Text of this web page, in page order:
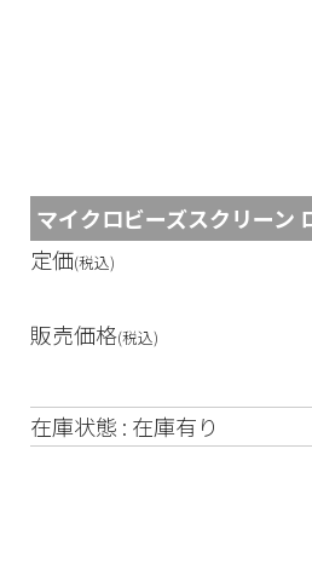
マイクロビーズスクリー
定価(税込)
販売価格(税込)
在庫状態 : 在庫有り